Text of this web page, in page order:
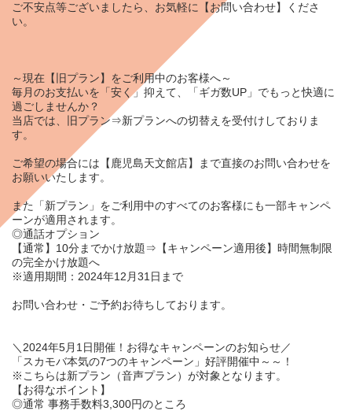
ご不安点等ございましたら、お気軽に【お問い合わせ】くださ
い。
～現在【 旧プラン】 をご利用中のお客様へ～
毎月のお支払いを「安く」抑えて、「ギガ数UP」でもっと快適に
過ごしませんか？
当店では、旧プラン⇒新プランへの切替えを受付けしておりま
す。
ご希望の場合には【鹿児島天文館店】まで直接のお問い合わせを
お願いいたします。
また「新プラン」をご利用中のすべてのお客様にも一部キャンペ
ーンが適用されます。
◎通話オプション
【通常】10分までかけ放題⇒【キャンペーン適用後】 時間無制限
の完全かけ放題へ
※適用期間：2024年12月31日まで
お問い合わせ・ご予約お待ちしております。
＼2024年5月1日開催！お得なキャンペーンのお知らせ／
「 スカモバ本気の7つのキャンペーン 」好評開催中～～！
※こちらは新プラン（音声プラン）が対象となります。
【お得なポイント 】
◎通常 事務手数料3,300円のところ